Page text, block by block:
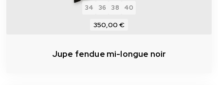
34 36 38 40
350,00 €
Jupe fendue mi-longue noir